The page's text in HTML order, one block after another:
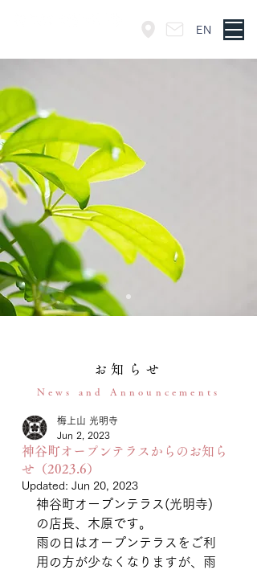
EN
お知らせ
News and Announcements
神谷町オープンテラスからのお知ら
せ（2023.6）
梅上山 光明寺
Jun 2, 2023
Updated: Jun 20, 2023
神谷町オープンテラス(光明寺)
の店長、木原です。
雨の日はオープンテラスをご利
用の方が少なくなりますが、雨